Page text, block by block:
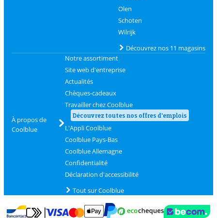
Olen
Schoten
Wilrijk
Découvrez nos 11 magasins
À propos de
Coolblue
Notre assortiment
Site web d'entreprise
Actualités
Chèques-cadeaux
Travailler chez Coolblue
Découvrez toutes nos offres d'emplois
L'Appli Coolblue
Coolblue Pays-Bas
Coolblue Allemagne
Confidentialité
Déclaration d'accessibilité
Tout sur Coolblue